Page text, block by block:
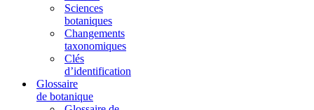
Sciences
botaniques
Changements
taxonomiques
Clés
d’identification
Glossaire
de botanique